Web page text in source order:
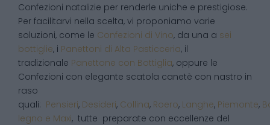
Confezioni natalizie per renderle uniche e prestigiose.
Per facilitarvi nella scelta, vi proponiamo varie
soluzioni, come le Confezioni di Vino, da una a sei
bottiglie, i Panettoni di Alta Pasticceria, il
tradizionale Panettone con Bottiglia, oppure le
Confezioni con elegante scatola canetè con nastro in
raso
quali: Pensieri, Desideri, Collina, Roero, Langhe, Piemonte,
legno e Maxi, tutte preparate con eccellenze del